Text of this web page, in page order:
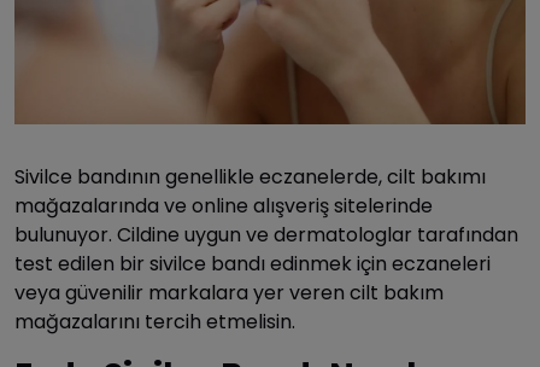
Sivilce bandının genellikle eczanelerde, cilt bakımı
mağazalarında ve online alışveriş sitelerinde
bulunuyor. Cildine uygun ve dermatologlar tarafından
test edilen bir sivilce bandı edinmek için eczaneleri
veya güvenilir markalara yer veren cilt bakım
mağazalarını tercih etmelisin.